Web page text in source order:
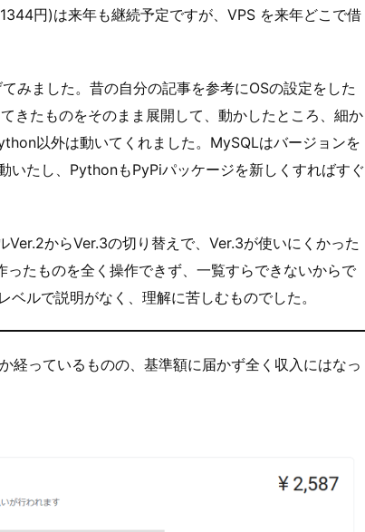
円)は来年も継続予定ですが、VPS を来年どこで借
ました。昔の自分の記事を参考にOSの設定をした
きたものをそのまま展開して、動かしたところ、細か
以外は動いてくれました。MySQLはバージョンを
いたし、PythonもPyPiパッケージを新しくすればすぐ
からVer.3の切り替えで、Ver.3が使いにくかった
たものを全く操作できず、一覧すらできないからで
ルで説明がなく、理解に苦しむものでした。
経っているものの、基準額に届かず全く収入にはなっ